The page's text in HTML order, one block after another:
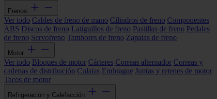
Frenos
Ver todo Cables de freno de mano Cilindros de freno Componentes
ABS Discos de freno Latiguillos de freno Pastillas de freno Pedales
de freno Servofreno Tambores de freno Zapatas de freno
Motor
Ver todo Bloques de motor Cárteres Correas alternador Correas y
cadenas de distribución Culatas Embrague Juntas y retenes de motor
Tacos de motor
Refrigeración y Calefacción